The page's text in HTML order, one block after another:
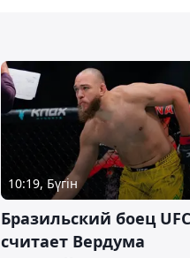
10:19, Бүгін
Бразильский боец
считает Вердума